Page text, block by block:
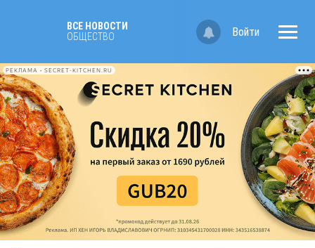
ВСЕ НОВОСТИ
ОБЩЕСТВО
Войти
РЕКЛАМА • SECRET-KITCHEN.RU